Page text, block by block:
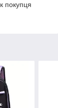
покупця